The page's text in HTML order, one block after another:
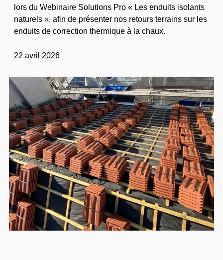
lors du Webinaire Solutions Pro « Les enduits isolants
naturels », afin de présenter nos retours terrains sur les
enduits de correction thermique à la chaux.
22 avril 2026